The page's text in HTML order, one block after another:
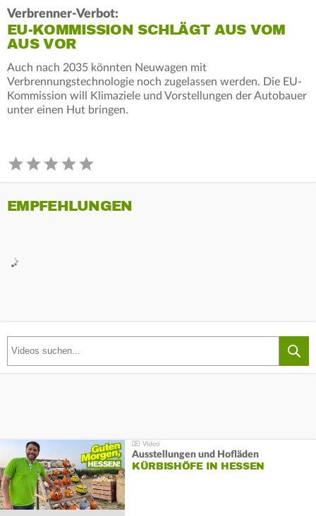
Verbrenner-Verbot:
EU-KOMMISSION SCHLÄGT AUS VOM
AUS VOR
Auch nach 2035 könnten Neuwagen mit
Verbrennungstechnologie noch zugelassen werden. Die EU-
Kommission will Klimaziele und Vorstellungen der Autobauer
unter einen Hut bringen.
EMPFEHLUNGEN
Ausstellungen und Hofläden
KÜRBISHÖFE IN HESSEN